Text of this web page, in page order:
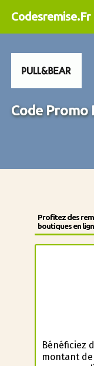
Codesremise.Fr
Code
Profitez des
boutiques en
Bénéficiez
montant